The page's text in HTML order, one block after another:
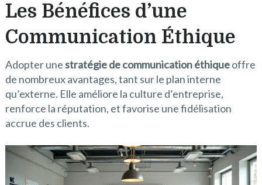
Les Bénéfices d’une
Communication Éthique
Adopter unestratégie de communication éthiqueoffre
de nombreux avantages, tant sur le plan interne
qu’externe. Elle améliore la culture d’entreprise,
renforce la réputation, et favorise une fidélisation
accrue des clients.